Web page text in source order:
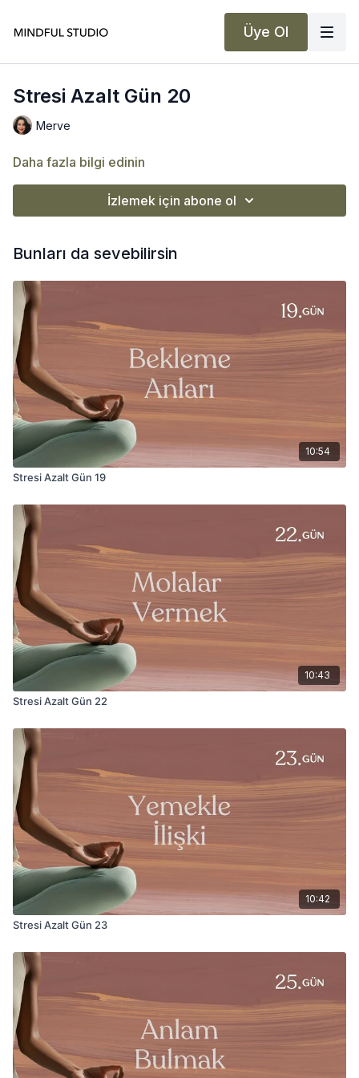
Üye Ol
Stresi Azalt Gün 20
Merve
Daha fazla bilgi edinin
İzlemek için abone ol
Bunları da sevebilirsin
10:54
Stresi Azalt Gün 19
10:43
Stresi Azalt Gün 22
10:42
Stresi Azalt Gün 23